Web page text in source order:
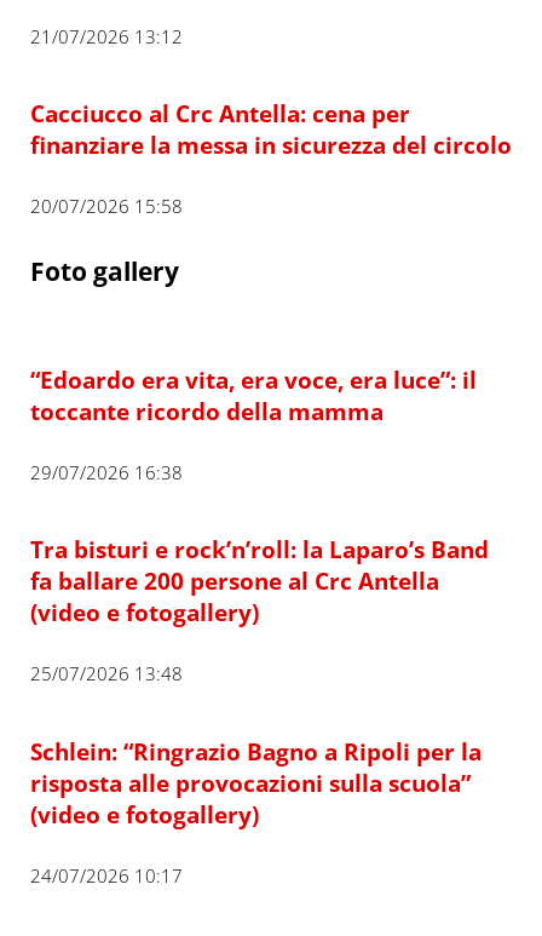
21/07/2026 13:12
Cacciucco al Crc Antella: cena per
finanziare la messa in sicurezza del circolo
20/07/2026 15:58
Foto gallery
“Edoardo era vita, era voce, era luce”: il
toccante ricordo della mamma
29/07/2026 16:38
Tra bisturi e rock’n’roll: la Laparo’s Band
fa ballare 200 persone al Crc Antella
(video e fotogallery)
25/07/2026 13:48
Schlein: “Ringrazio Bagno a Ripoli per la
risposta alle provocazioni sulla scuola”
(video e fotogallery)
24/07/2026 10:17